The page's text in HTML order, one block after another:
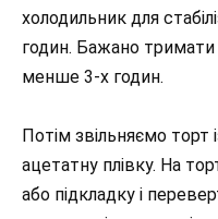
холодильник для
годин. Бажано тримати
менше 3-х годин.
Потім звільняємо
ацетатну плівку. На
або підкладку і